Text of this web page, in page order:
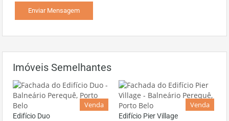
Imóveis Semelhantes
Venda
Edifício Duo
Venda
Edifício Pier Village